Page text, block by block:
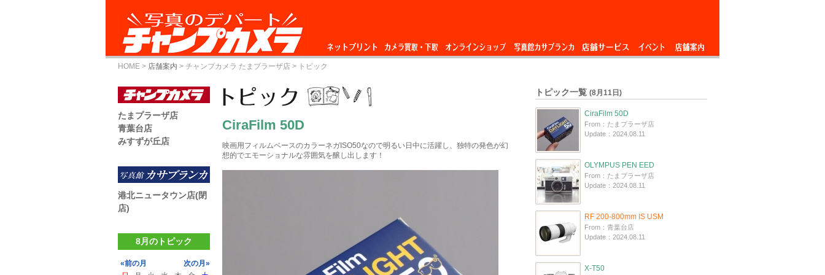
ネットプリント
カメラ買取・下
オンラインショップ 写真館カサブランカ 店舗サービス イベント 店舗案内
HOME > 店舗案内 > チャンプカメラ たまプラーザ店 > トピック
CiraFilm 50D
映画用フィルムベースのカラーネガISO50なので明るい日中に活躍し、独特の発色が幻
想的でエモーショナルな雰囲気を醸し出します！
たまプラーザ店
青葉台店
みすずが丘店
港北ニュータウン店(閉
店)
8月のトピック
«前の月
次の月»
トピック一覧 (8月11日)
CiraFilm 50D
From：たまプラーザ店
Update：2024.08.11
OLYMPUS PEN EED
From：たまプラーザ店
Update：2024.08.11
RF 200-800mm IS USM
From：青葉台店
Update：2024.08.11
X-T50